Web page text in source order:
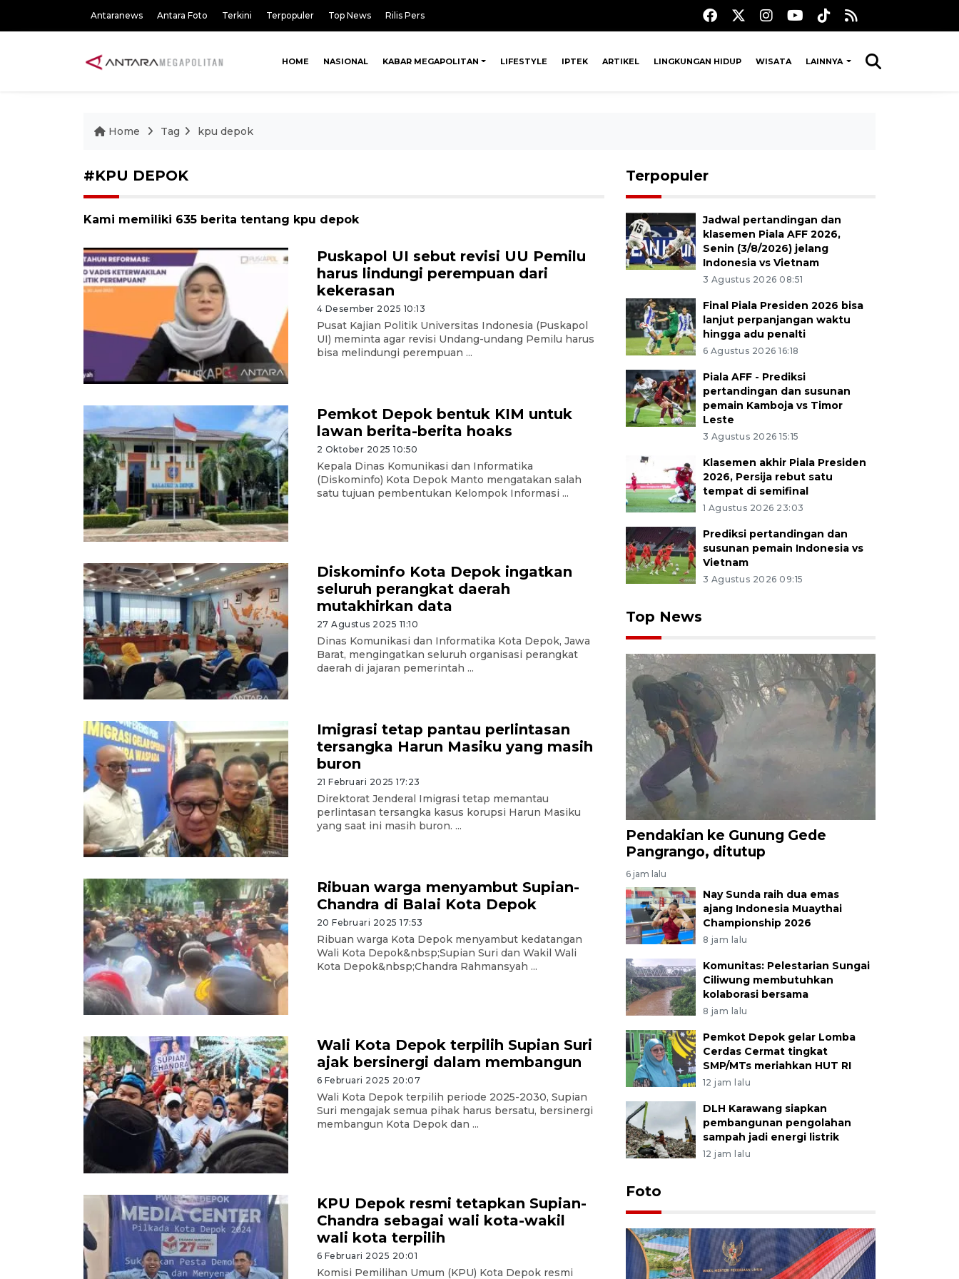
Antaranews Antara Foto Terkini Terpopuler Top News Rilis Pers
HOME NASIONAL KABAR MEGAPOLITAN LIFESTYLE IPTEK ARTIKEL LINGKUNGAN HIDUP WISATA LAINNYA
Home Tag kpu depok
#KPU DEPOK
Kami memiliki 635 berita tentang kpu depok
Puskapol UI sebut revisi UU Pemilu
harus lindungi perempuan dari
kekerasan
4 Desember 2025 10:13
Pusat Kajian Politik Universitas Indonesia (Puskapol
UI) meminta agar revisi Undang-undang Pemilu harus
bisa melindungi perempuan ...
Pemkot Depok bentuk KIM untuk
lawan berita-berita hoaks
2 Oktober 2025 10:50
Kepala Dinas Komunikasi dan Informatika
(Diskominfo) Kota Depok Manto mengatakan salah
satu tujuan pembentukan Kelompok Informasi ...
Diskominfo Kota Depok ingatkan
seluruh perangkat daerah
mutakhirkan data
27 Agustus 2025 11:10
Dinas Komunikasi dan Informatika Kota Depok, Jawa
Barat, mengingatkan seluruh organisasi perangkat
daerah di jajaran pemerintah ...
Imigrasi tetap pantau perlintasan
tersangka Harun Masiku yang masih
buron
21 Februari 2025 17:23
Direktorat Jenderal Imigrasi tetap memantau
perlintasan tersangka kasus korupsi Harun Masiku
yang saat ini masih buron. ...
Ribuan warga menyambut Supian-
Chandra di Balai Kota Depok
20 Februari 2025 17:53
Ribuan warga Kota Depok menyambut kedatangan
Wali Kota Depok&nbsp;Supian Suri dan Wakil Wali
Kota Depok&nbsp;Chandra Rahmansyah ...
Wali Kota Depok terpilih Supian Suri
ajak bersinergi dalam membangun
6 Februari 2025 20:07
Wali Kota Depok terpilih periode 2025-2030, Supian
Suri mengajak semua pihak harus bersatu, bersinergi
membangun Kota Depok dan ...
KPU Depok resmi tetapkan Supian-
Chandra sebagai wali kota-wakil
wali kota terpilih
6 Februari 2025 20:01
Komisi Pemilihan Umum (KPU) Kota Depok resmi
Terpopuler
Jadwal pertandingan dan
klasemen Piala AFF 2026,
Senin (3/8/2026) jelang
Indonesia vs Vietnam
3 Agustus 2026 08:51
Final Piala Presiden 2026 bisa
lanjut perpanjangan waktu
hingga adu penalti
6 Agustus 2026 16:18
Piala AFF - Prediksi
pertandingan dan susunan
pemain Kamboja vs Timor
Leste
3 Agustus 2026 15:15
Klasemen akhir Piala Presiden
2026, Persija rebut satu
tempat di semifinal
1 Agustus 2026 23:03
Prediksi pertandingan dan
susunan pemain Indonesia vs
Vietnam
3 Agustus 2026 09:15
Top News
Pendakian ke Gunung Gede
Pangrango, ditutup
6 jam lalu
Nay Sunda raih dua emas
ajang Indonesia Muaythai
Championship 2026
8 jam lalu
Komunitas: Pelestarian Sungai
Ciliwung membutuhkan
kolaborasi bersama
8 jam lalu
Pemkot Depok gelar Lomba
Cerdas Cermat tingkat
SMP/MTs meriahkan HUT RI
12 jam lalu
DLH Karawang siapkan
pembangunan pengolahan
sampah jadi energi listrik
12 jam lalu
Foto